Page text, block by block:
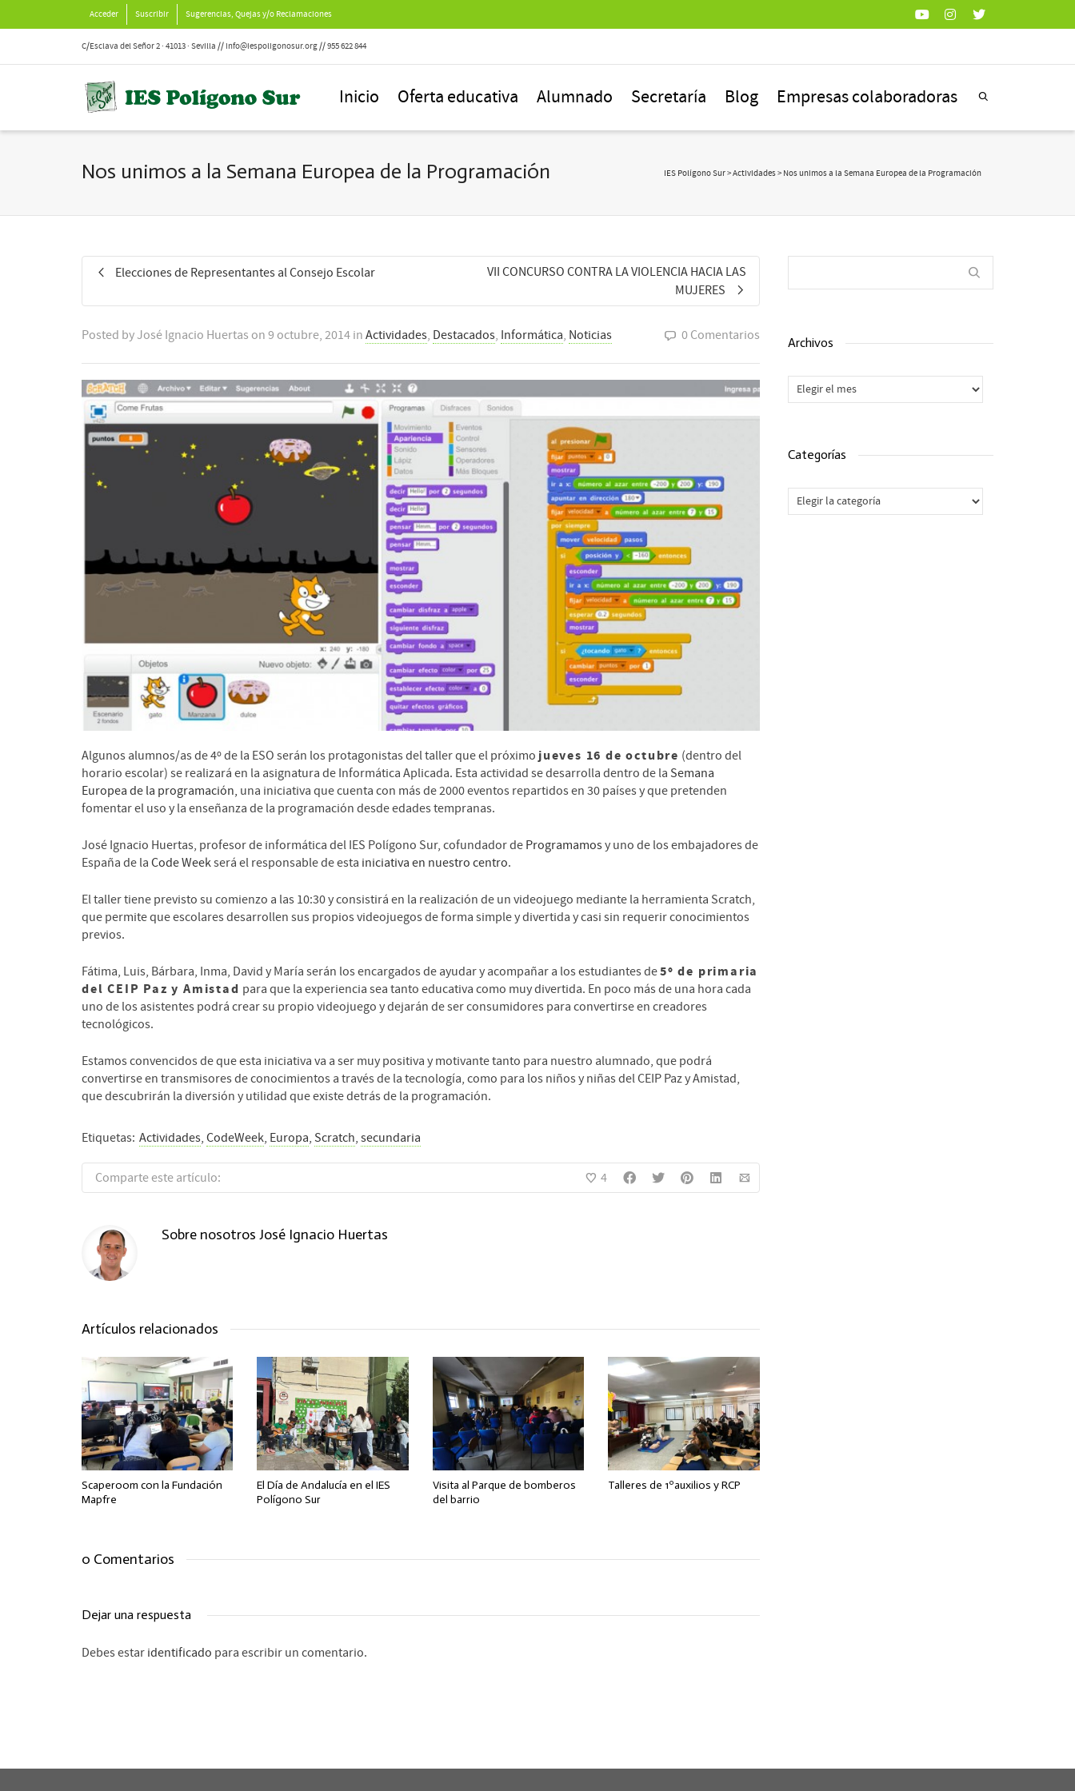
Acceder Suscribir Sugerencias, Quejas y/o Reclamaciones
C/Esclava del Señor 2 · 41013 · Sevilla // info@iespoligonosur.org // 955 622 844
Inicio Oferta educativa Alumnado Secretaría Blog Empresas colaboradoras
Nos unimos a la Semana Europea de la Programación IES Polígono Sur>Actividades> Nos unimos a la Semana Europea de la Programación
Elecciones de Representantes al Consejo Escolar
VII CONCURSO CONTRA LA VIOLENCIA HACIA LAS
MUJERES
Posted byJosé Ignacio Huertas on 9 octubre, 2014 in Actividades, Destacados, Informática, Noticias 0 Comentarios
Algunos alumnos/as de 4º de la ESO serán los protagonistas del taller que el próximo jueves 16 de octubre (dentro del
horario escolar) se realizará en la asignatura de Informática Aplicada. Esta actividad se desarrolla dentro de la Semana
Europea de la programación, una iniciativa que cuenta con más de 2000 eventos repartidos en 30 países y que pretenden
fomentar el uso y la enseñanza de la programación desde edades tempranas.
José Ignacio Huertas, profesor de informática del IES Polígono Sur, cofundador de Programamosy uno de los embajadores de
España de la Code Weekserá el responsable de esta iniciativa en nuestro centro.
El taller tiene previsto su comienzo a las 10:30 y consistirá en la realización de un videojuego mediante la herramienta Scratch,
que permite que escolares desarrollen sus propios videojuegos de forma simple y divertida y casi sin requerir conocimientos
previos.
Fátima, Luis, Bárbara, Inma, David y María serán los encargados de ayudar y acompañar a los estudiantes de5º de primaria
del CEIP Paz y Amistad para que la experiencia sea tanto educativa como muy divertida. En poco más de una hora cada
uno de los asistentes podrá crear su propio videojuego y dejarán de ser consumidores para convertirse en creadores
tecnológicos.
Estamos convencidos de que esta iniciativa va a ser muy positiva y motivante tanto para nuestro alumnado, que podrá
convertirse en transmisores de conocimientos a través de la tecnología, como para los niños y niñas del CEIP Paz y Amistad,
que descubrirán la diversión y utilidad que existe detrás de la programación.
Etiquetas: Actividades, CodeWeek, Europa, Scratch, secundaria
Comparte este artículo: 4
Sobre nosotros José Ignacio Huertas
Artículos relacionados
Scaperoom con la Fundación
Mapfre
El Día de Andalucía en el IES
Polígono Sur
Visita al Parque de bomberos
del barrio
Talleres de 1ºauxilios y RCP
0 Comentarios
Dejar una respuesta
Debes estar identificado para escribir un comentario.
Archivos
Archivos
Categorías
Categorías